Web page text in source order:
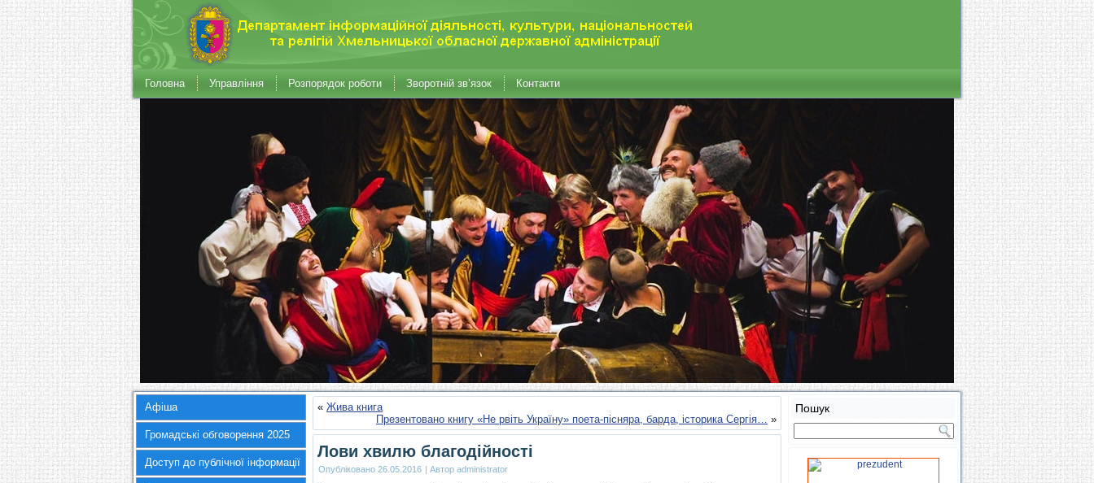
Головна Управління Розпорядок роботи Зворотній зв’язок Контакти
Афіша
Громадські обговорення 2025
Доступ до публічної інформації
« Жива книга
Презентовано книгу «Не рвіть Україну» поета-пісняра, барда, історика Сергія… »
Лови хвилю благодійності
Опубліковано 26.05.2016 | Автор administrator
Пошук